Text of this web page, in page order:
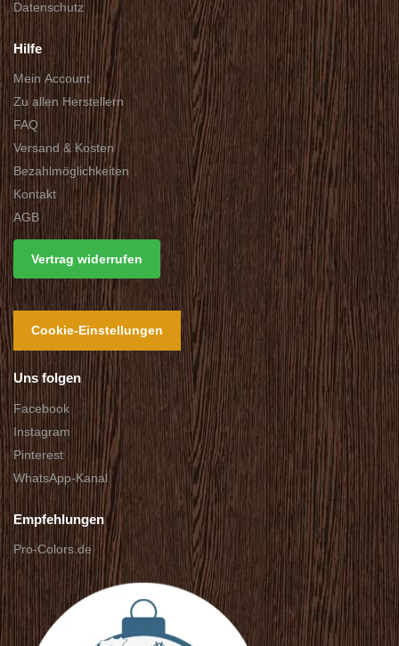
Datenschutz
Hilfe
Mein Account
Zu allen Herstellern
FAQ
Versand & Kosten
Bezahlmöglichkeiten
Kontakt
AGB
Vertrag widerrufen
Cookie-Einstellungen
Uns folgen
Facebook
Instagram
Pinterest
WhatsApp-Kanal
Empfehlungen
Pro-Colors.de